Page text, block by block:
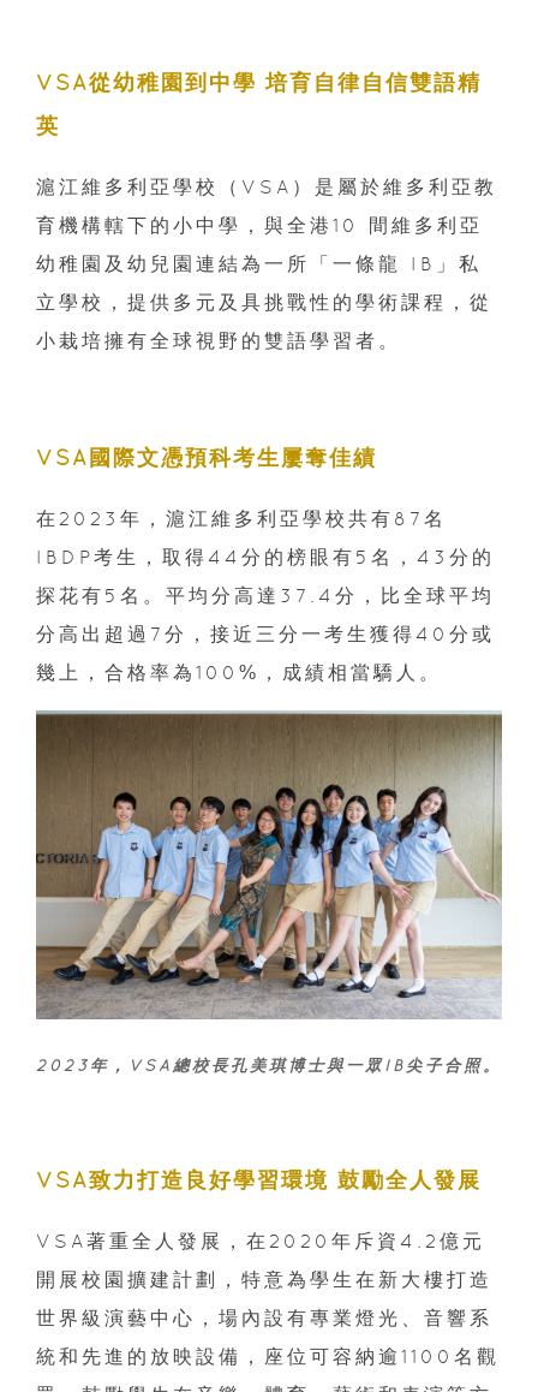
VSA從幼稚園到中學 培育自律自信雙語精
英
滬江維多利亞學校（VSA）是屬於維多利亞教
育機構轄下的小中學，與全港10 間維多利亞
幼稚園及幼兒園連結為一所「一條龍 IB」私
立學校，提供多元及具挑戰性的學術課程，從
小栽培擁有全球視野的雙語學習者。
VSA國際文憑預科考生屢奪佳績
在2023年，滬江維多利亞學校共有87名
IBDP考生，取得44分的榜眼有5名，43分的
探花有5名。平均分高達37.4分，比全球平均
分高出超過7分，接近三分一考生獲得40分或
幾上，合格率為100%，成績相當驕人。
2023年，VSA總校長孔美琪博士與一眾IB尖子合照。
VSA致力打造良好學習環境 鼓勵全人發展
VSA著重全人發展，在2020年斥資4.2億元
開展校園擴建計劃，特意為學生在新大樓打造
世界級演藝中心，場內設有專業燈光、音響系
統和先進的放映設備，座位可容納逾1100名觀